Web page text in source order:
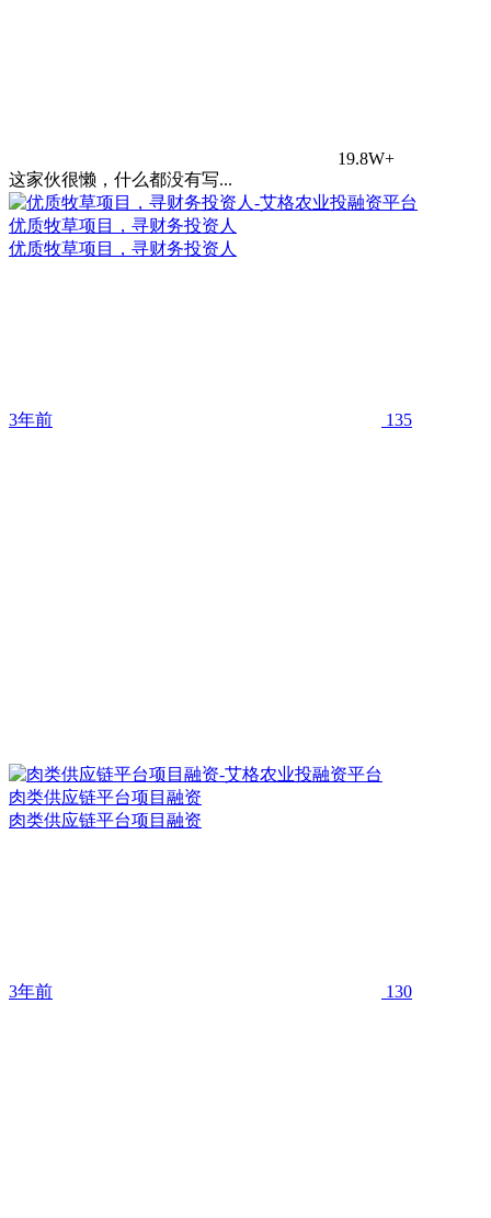
19.8W+
这家伙很懒，什么都没有写...
优质牧草项目，寻财务投资人
优质牧草项目，寻财务投资人
3年前 135
肉类供应链平台项目融资
肉类供应链平台项目融资
3年前 130